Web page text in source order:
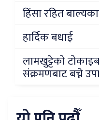
हिंसा रहित
हार्दिक बधाई
लामखुट्टेको
संक्रमणबाट बच्ने